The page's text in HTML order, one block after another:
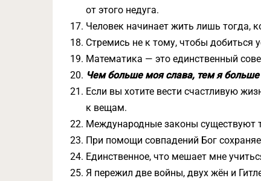
от этого недуга.
Человек начинает жить лишь тогда,
Стремись не к тому, чтобы добиться
Математика — это единственный
Чем больше моя слава, тем я
Если вы хотите вести счастливую
к вещам.
Международные законы существуют
При помощи совпадений Бог
Единственное, что мешает мне
Я пережил две войны, двух жён и